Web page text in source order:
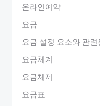
온라인예약
요금
요금 설정 요소와 관
요금체계
요금체제
요금표